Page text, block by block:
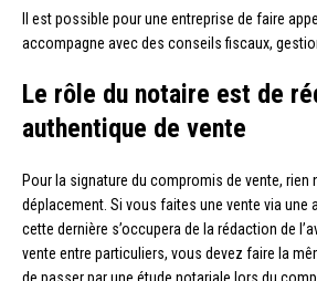
Il est possible pour une entreprise de faire
accompagne avec des conseils fiscaux,
Le rôle du notaire est de
authentique de vente
Pour la signature du compromis de vente, rien
déplacement. Si vous faites une vente via une
cette dernière s’occupera de la rédaction de
vente entre particuliers, vous devez faire la